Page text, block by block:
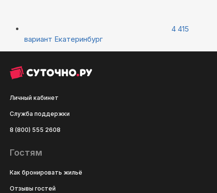
4 415
вариант Екатеринбург
Личный кабинет
Служба поддержки
8 (800) 555 2608
Гостям
Как бронировать жильё
Отзывы гостей